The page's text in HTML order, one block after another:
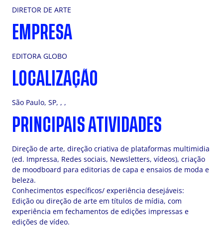
DIRETOR DE ARTE
EMPRESA
EDITORA GLOBO
LOCALIZAÇÃO
São Paulo, SP, , ,
PRINCIPAIS ATIVIDADES
Direção de arte, direção criativa de plataformas multimidia
(ed. Impressa, Redes sociais, Newsletters, vídeos), criação
de moodboard para editorias de capa e ensaios de moda e
beleza.
Conhecimentos específicos/ experiência desejáveis:
Edição ou direção de arte em títulos de mídia, com
experiência em fechamentos de edições impressas e
edições de vídeo.